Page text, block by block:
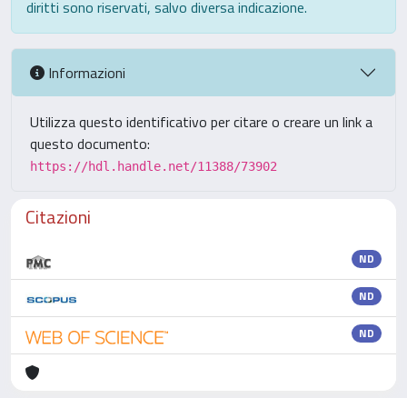
diritti sono riservati, salvo diversa indicazione.
Informazioni
Utilizza questo identificativo per citare o creare un link a
questo documento:
https://hdl.handle.net/11388/73902
Citazioni
ND
ND
ND